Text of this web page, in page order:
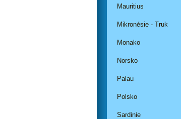
Mauritius
Mikronésie - Truk
Monako
Norsko
Palau
Polsko
Sardinie